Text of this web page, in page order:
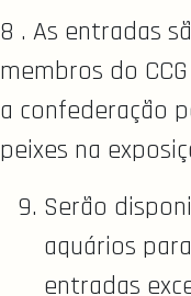
8 . As entradas
membros do
a confederação
peixes na
Serão
aquários
entradas